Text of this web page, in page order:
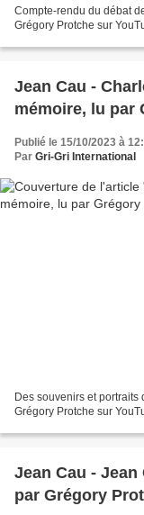
Compte-rendu du débat
Grégory Protche sur
Jean Cau -
mémoire, lu par
Publié le 15/10/2023 à
Par Gri-Gri International
Des souvenirs et
Grégory Protche sur
Jean Cau -
par Grégory